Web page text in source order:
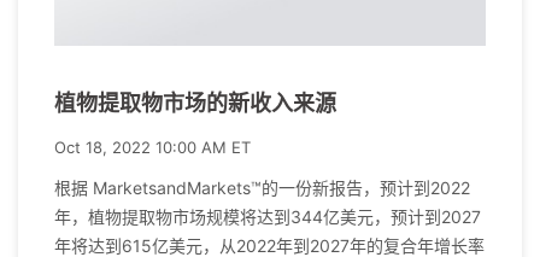
植物提取物市场的新收入来源
Oct 18, 2022 10:00 AM ET
根据 MarketsandMarkets™的一份新报告，预计到2022
年，植物提取物市场规模将达到344亿美元，预计到2027
年将达到615亿美元，从2022年到2027年的复合年增长率